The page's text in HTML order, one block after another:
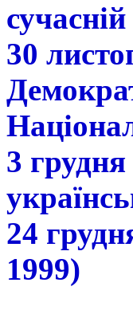
30
3
24
1999)